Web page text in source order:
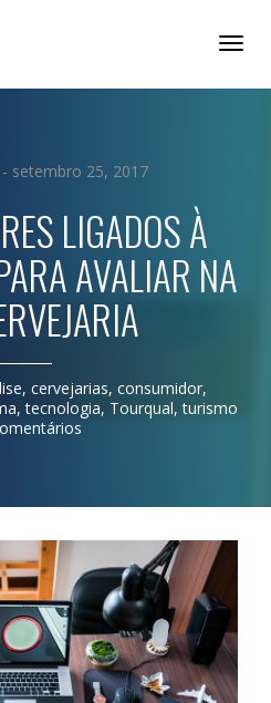
setembro 25, 2017
LIGADOS À
AVALIAR NA
, cervejarias, consumidor,
,tecnologia, Tourqual,turismo